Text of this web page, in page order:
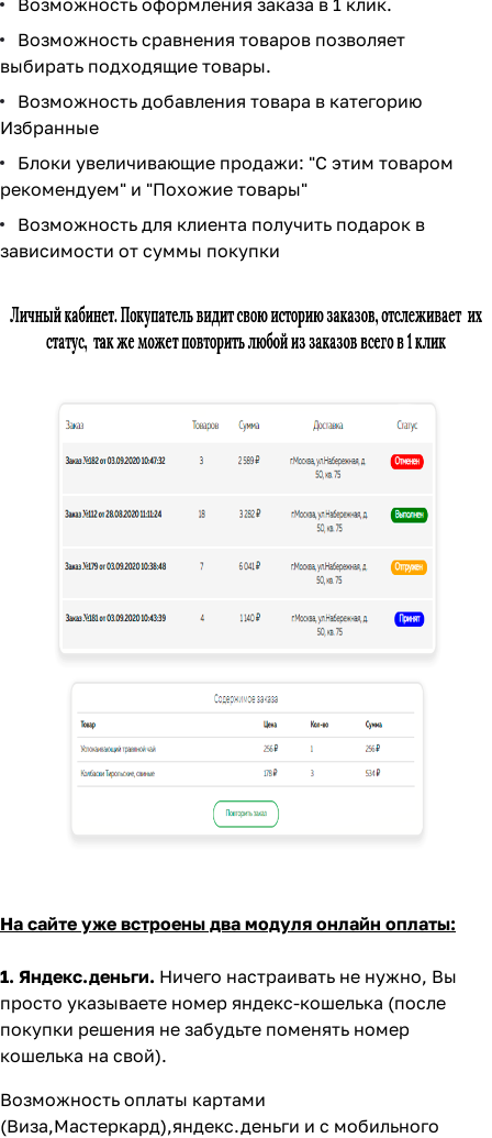
Возможность оформления заказа в 1 клик.
Возможность сравнения товаров позволяет
выбирать подходящие товары.
Возможность добавления товара в категорию
Избранные
Блоки увеличивающие продажи: "С этим товаром
рекомендуем" и "Похожие товары"
Возможность для клиента получить подарок в
зависимости от суммы покупки
На сайте уже встроены два модуля онлайн оплаты:
1. Яндекс.деньги. Ничего настраивать не нужно, Вы
просто указываете номер яндекс-кошелька (после
покупки решения не забудьте поменять номер
кошелька на свой).
Возможность оплаты картами
(Виза,Мастеркард),яндекс.деньги и с мобильного